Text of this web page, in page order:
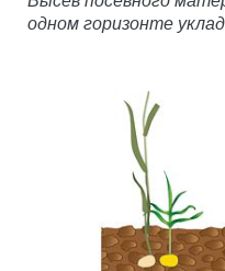
одном горизонте